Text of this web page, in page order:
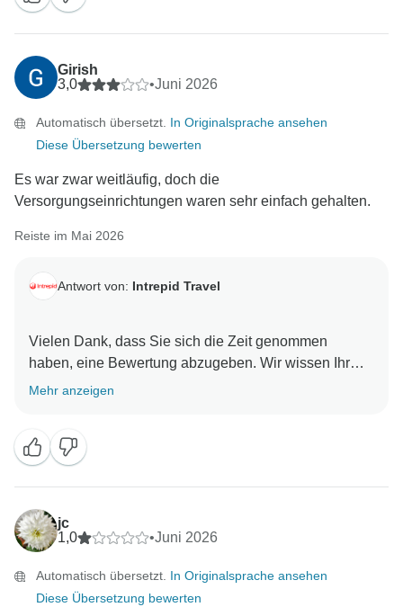
weit hinter Ihren Erwartungen zurückgeblieben sind.
Wir wissen es sehr zu schätzen, dass Sie sich die Zeit
genommen haben, uns ein so detailliertes Feedback
zu geben, da dies uns die Möglichkeit gibt, die von
Ihnen angesprochenen Bedenken zu prüfen. Ein
Mitarbeiter unseres Kundenservice-Teams wird sich
Erfahrungen besser nachzuvollziehen und Ihre
Girish
3,0
•Juni 2026
Automatisch übersetzt. In Originalsprache ansehen
Diese Übersetzung bewerten
Es war zwar weitläufig, doch die
Versorgungseinrichtungen waren sehr einfach gehalten.
Reiste im Mai 2026
Antwort von: Intrepid Travel
Vielen Dank, dass Sie sich die Zeit genommen
haben, eine Bewertung abzugeben. Wir wissen Ihr
Feedback bezüglich der Länge der Reise und der
berücksichtigt, wenn wir das Gesamterlebnis für
Mehr anzeigen
jc
1,0
•Juni 2026
Automatisch übersetzt. In Originalsprache ansehen
Diese Übersetzung bewerten